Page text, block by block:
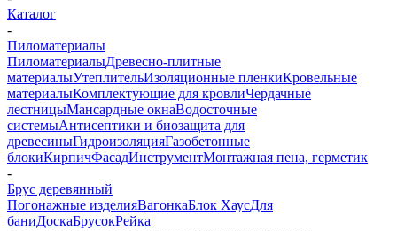
Каталог
-
Пиломатериалы
ПиломатериалыДревесно-плитные
материалыУтеплительИзоляционные пленкиКровельные
материалыКомплектующие для кровлиЧердачные
лестницыМансардные окнаВодосточные
системыАнтисептики и биозащита для
древесиныГидроизоляцияГазобетонные
блокиКирпичФасадИнструментМонтажная пена, герметик
-
Брус деревянный
Погонажные изделияВагонкаБлок ХаусДля
баниДоскаБрусокРейка